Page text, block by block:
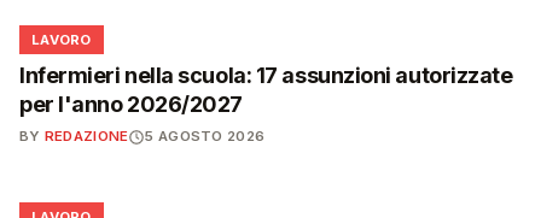
💼
LAVORO
Infermieri nella scuola: 17 assunzioni autorizzate
per l'anno 2026/2027
BY REDAZIONE 5 AGOSTO 2026